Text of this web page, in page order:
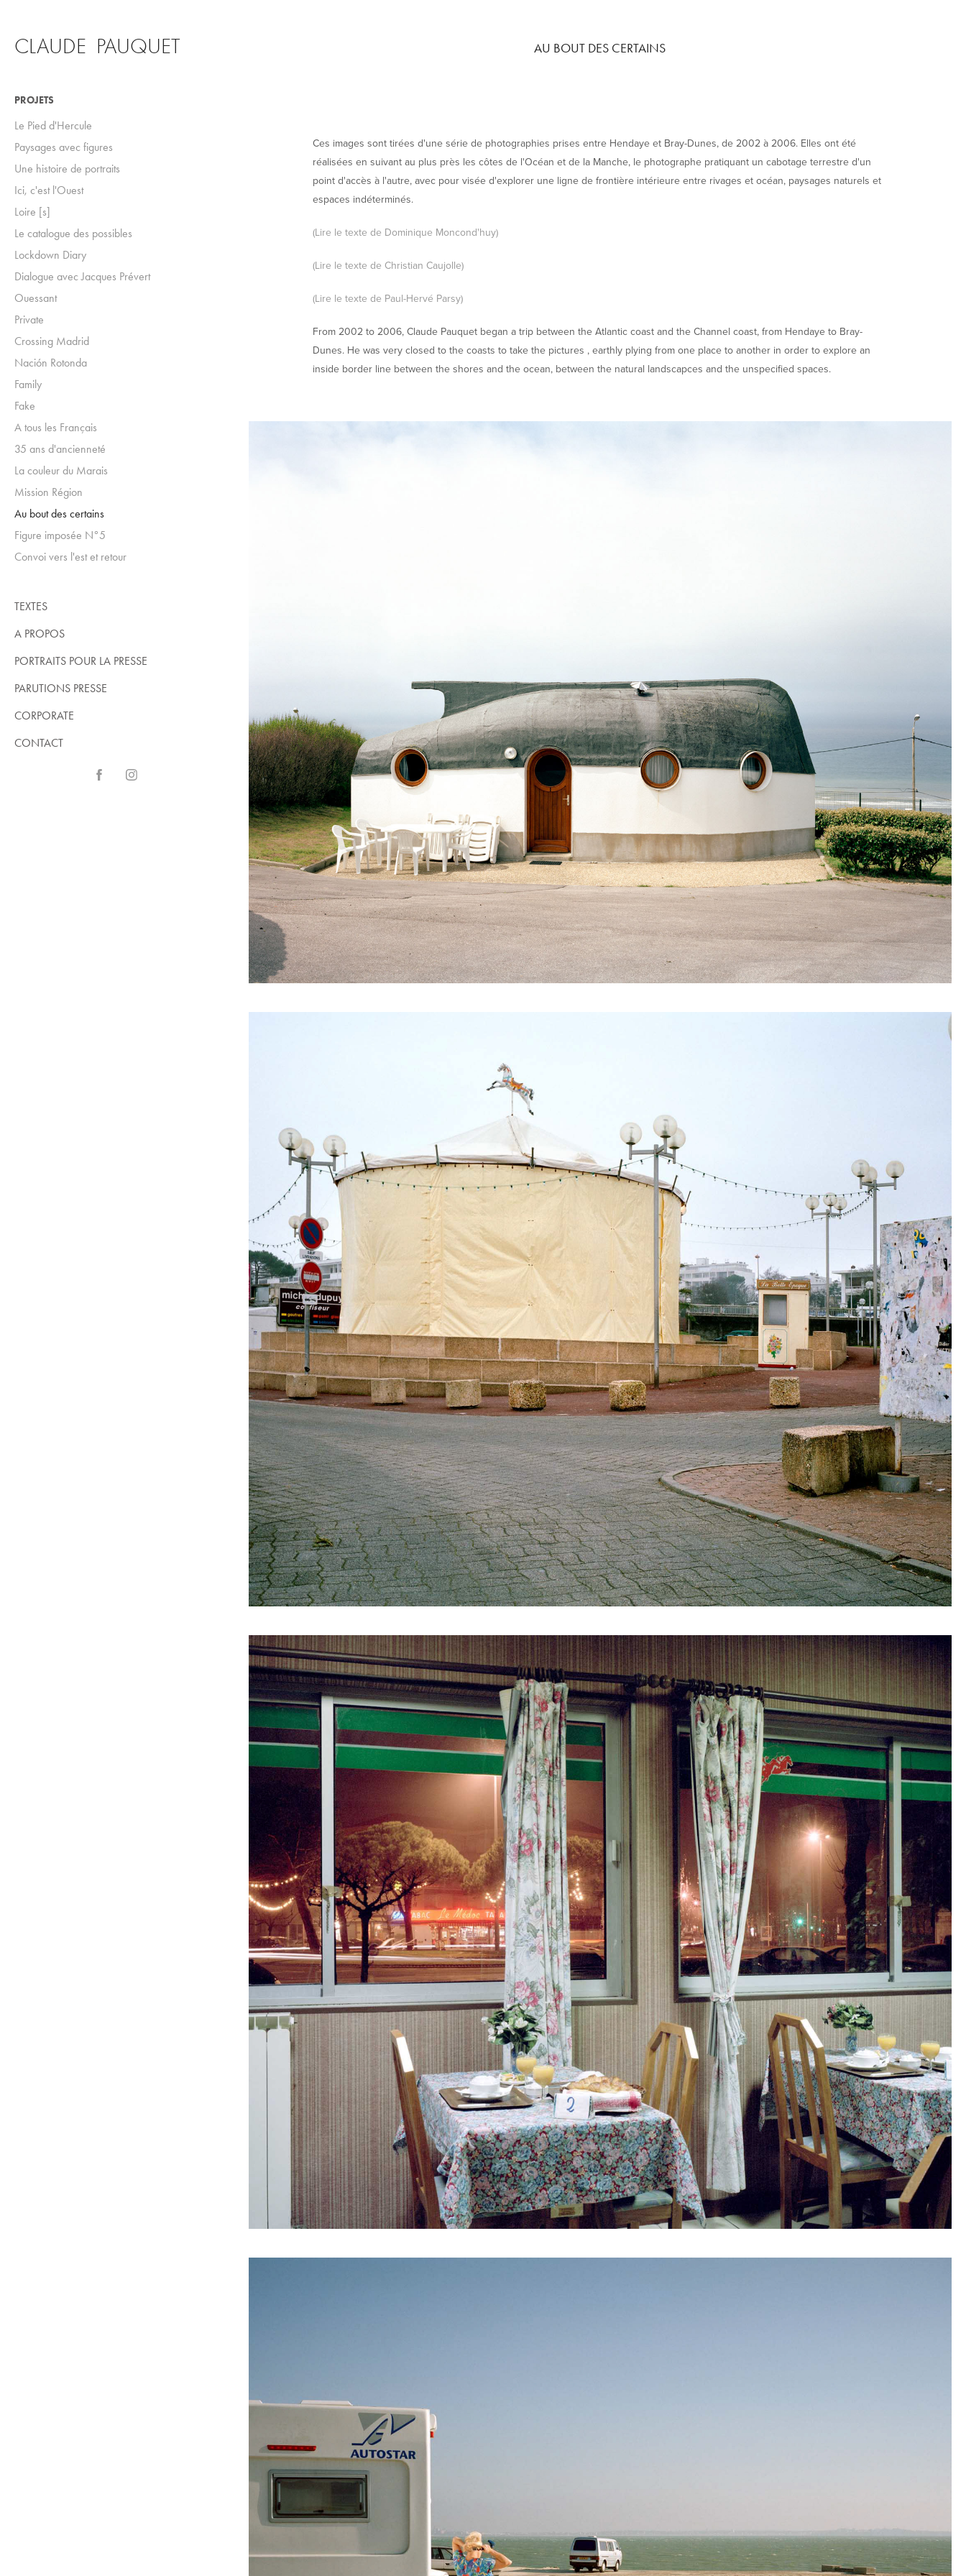
CLAUDE  PAUQUET
PROJETS
Le Pied d'Hercule
Paysages avec figures
Une histoire de portraits
Ici, c'est l'Ouest
Loire [s]
Le catalogue des possibles
Lockdown Diary
Dialogue avec Jacques Prévert
Ouessant
Private
Crossing Madrid
Nación Rotonda
Family
Fake
A tous les Français
35 ans d'ancienneté
La couleur du Marais
Mission Région
Au bout des certains
Figure imposée N°5
Convoi vers l'est et retour
TEXTES
A PROPOS
PORTRAITS POUR LA PRESSE
PARUTIONS PRESSE
CORPORATE
CONTACT
AU BOUT DES CERTAINS
Ces images sont tirées d'une série de photographies prises entre Hendaye et Bray-Dunes, de 2002 à 2006. Elles ont été
réalisées en suivant au plus près les côtes de l'Océan et de la Manche, le photographe pratiquant un cabotage terrestre d'un
point d'accès à l'autre, avec pour visée d'explorer une ligne de frontière intérieure entre rivages et océan, paysages naturels et
espaces indéterminés.
(Lire le texte de Dominique Moncond'huy)
(Lire le texte de Christian Caujolle)
(Lire le texte de Paul-Hervé Parsy)
From 2002 to 2006, Claude Pauquet began a trip between the Atlantic coast and the Channel coast, from Hendaye to Bray-
Dunes. He was very closed to the coasts to take the pictures , earthly plying from one place to another in order to explore an
inside border line between the shores and the ocean, between the natural landscapces and the unspecified spaces.